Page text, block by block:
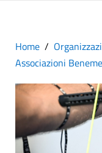
Home
Associazioni